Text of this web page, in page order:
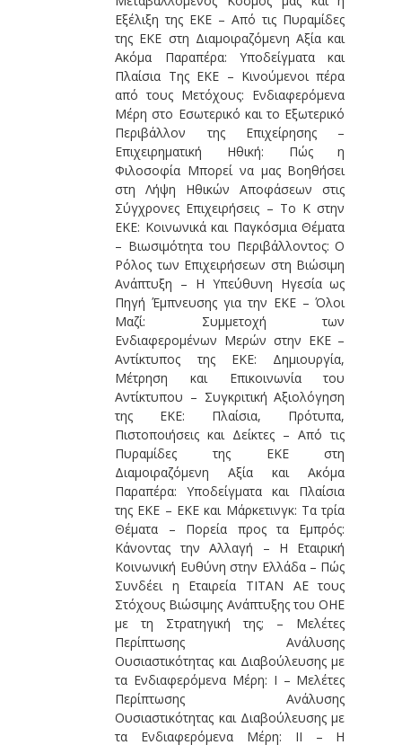
Εξέλιξη της ΕΚΕ – Από τις Πυραμίδες
της ΕΚΕ στη Διαμοιραζόμενη Αξία και
Ακόμα Παραπέρα: Υποδείγματα και
Πλαίσια Της ΕΚΕ – Κινούμενοι πέρα
από τους Μετόχους: Ενδιαφερόμενα
Μέρη στο Εσωτερικό και το Εξωτερικό
Περιβάλλον της Επιχείρησης –
Επιχειρηματική Ηθική: Πώς η
Φιλοσοφία Μπορεί να μας Βοηθήσει
στη Λήψη Ηθικών Αποφάσεων στις
Σύγχρονες Επιχειρήσεις – Το Κ στην
ΕΚΕ: Κοινωνικά και Παγκόσμια Θέματα
– Βιωσιμότητα του Περιβάλλοντος: O
Ρόλος των Επιχειρήσεων στη Βιώσιμη
Ανάπτυξη – Η Υπεύθυνη Ηγεσία ως
Πηγή Έμπνευσης για την ΕΚΕ – Όλοι
Μαζί: Συμμετοχή των
Ενδιαφερομένων Μερών στην ΕΚΕ –
Αντίκτυπος της ΕΚΕ: Δημιουργία,
Μέτρηση και Επικοινωνία του
Αντίκτυπου – Συγκριτική Αξιολόγηση
της ΕΚΕ: Πλαίσια, Πρότυπα,
Πιστοποιήσεις και Δείκτες – Από τις
Πυραμίδες της ΕΚΕ στη
Διαμοιραζόμενη Αξία και Ακόμα
Παραπέρα: Υποδείγματα και Πλαίσια
της ΕΚΕ – ΕΚΕ και Μάρκετινγκ: Τα τρία
Θέματα – Πορεία προς τα Εμπρός:
Κάνοντας την Αλλαγή – Η Εταιρική
Κοινωνική Ευθύνη στην Ελλάδα – Πώς
Συνδέει η Εταιρεία ΤΙΤΑΝ ΑΕ τους
Στόχους Βιώσιμης Ανάπτυξης του ΟΗΕ
με τη Στρατηγική της; – Μελέτες
Περίπτωσης Ανάλυσης
Ουσιαστικότητας και Διαβούλευσης με
τα Ενδιαφερόμενα Μέρη: Ι – Μελέτες
Περίπτωσης Ανάλυσης
Ουσιαστικότητας και Διαβούλευσης με
τα Ενδιαφερόμενα Μέρη: ΙI – Η